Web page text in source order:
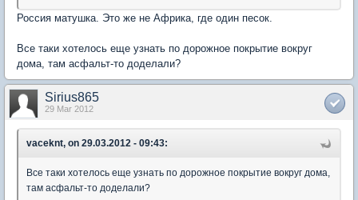
Россия матушка. Это же не Африка, где один песок.
Все таки хотелось еще узнать по дорожное покрытие вокруг
дома, там асфальт-то доделали?
Sirius865
29 Mar 2012
vaceknt, on 29.03.2012 - 09:43:
Все таки хотелось еще узнать по дорожное покрытие вокруг дома,
там асфальт-то доделали?